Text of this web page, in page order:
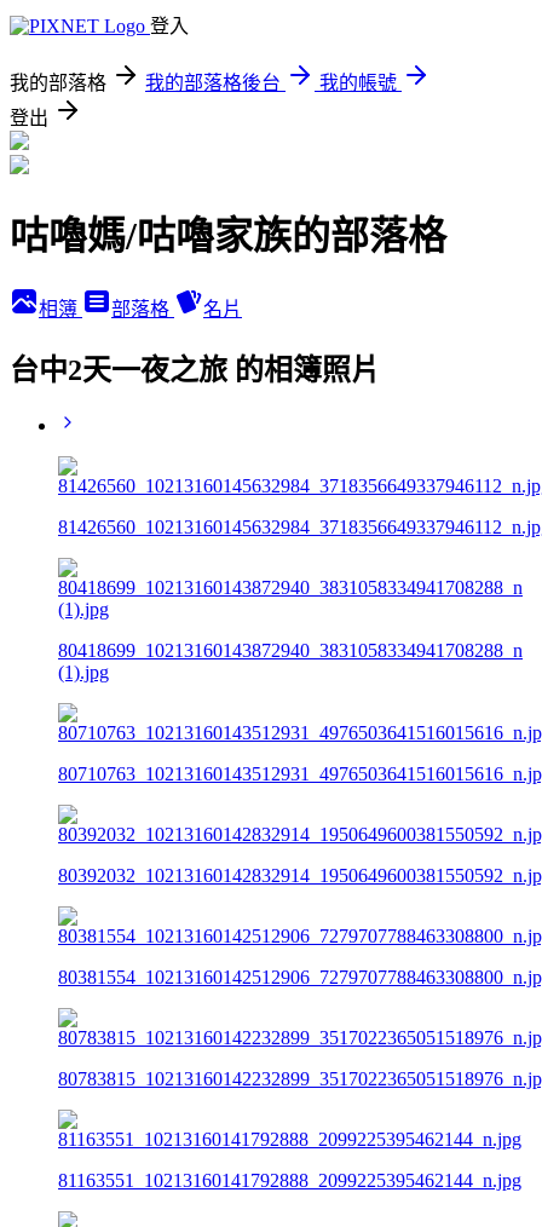
登入
我的部落格 我的部落格後台
我的帳號
登出
咕嚕媽/咕嚕家族的部落格
相簿 部落格 名片
台中2天一夜之旅 的相簿照片
80418699_10213160143872940_3831058334941708288_n
(1).jpg
81163551_10213160141792888_2099225395462144_n.jpg